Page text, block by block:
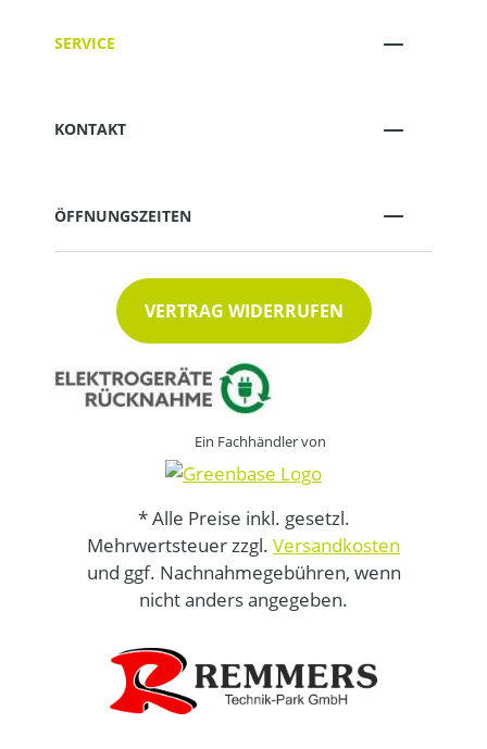
SERVICE
KONTAKT
ÖFFNUNGSZEITEN
VERTRAG WIDERRUFEN
Ein Fachhändler von
* Alle Preise inkl. gesetzl.
Mehrwertsteuer zzgl. Versandkosten
und ggf. Nachnahmegebühren, wenn
nicht anders angegeben.